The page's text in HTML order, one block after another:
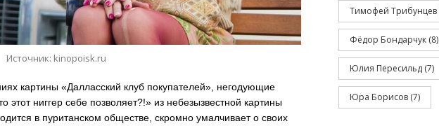
Источник: kinopoisk.ru
картины «Далласский клуб покупателей», негодующие
этот ниггер себе позволяет?!» из небезызвестной картины
в пуританском обществе, скромно умалчивает о своих
Тимофей Трибунцев
Фёдор Бондарчук (8)
Юлия Пересильд (7)
Юра Борисов (7)